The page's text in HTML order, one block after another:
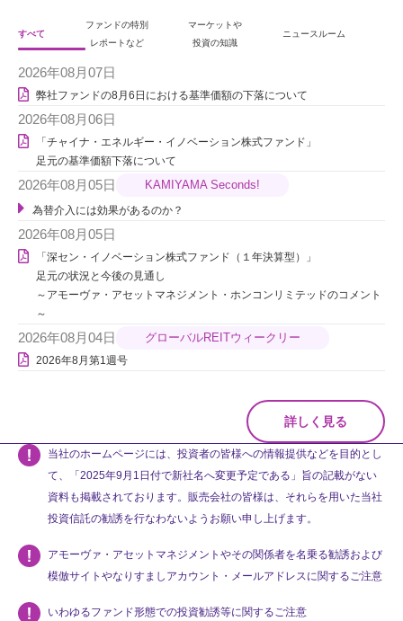
すべて
ファンドの特別
レポートなど
マーケットや
投資の知識
ニュースルーム
2026年08月07日
弊社ファンドの8月6日における基準価額の下落について
2026年08月06日
「チャイナ・エネルギー・イノベーション株式ファンド」
足元の基準価額下落について
2026年08月05日 KAMIYAMA Seconds!
為替介入には効果があるのか？
2026年08月05日
「深セン・イノベーション株式ファンド（１年決算型）」
足元の状況と今後の見通し
～アモーヴァ・アセットマネジメント・ホンコンリミテッドのコメント
～
2026年08月04日 グローバルREITウィークリー
2026年8月第1週号
詳しく見る
当社のホームページには、投資者の皆様への情報提供などを目的とし
て、「2025年9月1日付で新社名へ変更予定である」旨の記載がない
資料も掲載されております。販売会社の皆様は、それらを用いた当社
投資信託の勧誘を行なわないようお願い申し上げます。
アモーヴァ・アセットマネジメントやその関係者を名乗る勧誘および
模倣サイトやなりすましアカウント・メールアドレスに関するご注意
いわゆるファンド形態での投資勧誘等に関するご注意